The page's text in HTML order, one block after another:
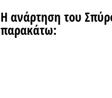
Η ανάρτηση του
παρακάτω: